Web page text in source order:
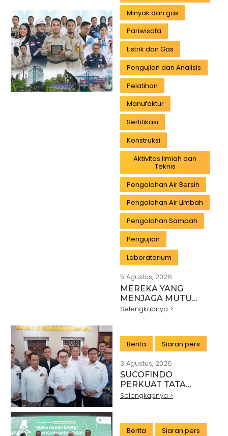
Minyak dan gas
Pariwisata
Listrik dan Gas
Pengujian dan Analisis
Pelatihan
Manufaktur
Sertifikasi
Konstruksi
Aktivitas Ilmiah dan
Teknis
Pengolahan Air Bersih
Pengolahan Air Limbah
Pengolahan Sampah
Pengujian
Laboratorium
5 Agustus, 2026
MEREKA YANG
MENJAGA MUTU
INDONESIA:
INDUSTRI
Selengkapnya >
Berita Siaran pers
3 Agustus, 2026
SUCOFINDO
PERKUAT TATA
KELOLA EKSPOR
DENGAN KSP DAN
DANANTARA
Selengkapnya >
Berita Siaran pers